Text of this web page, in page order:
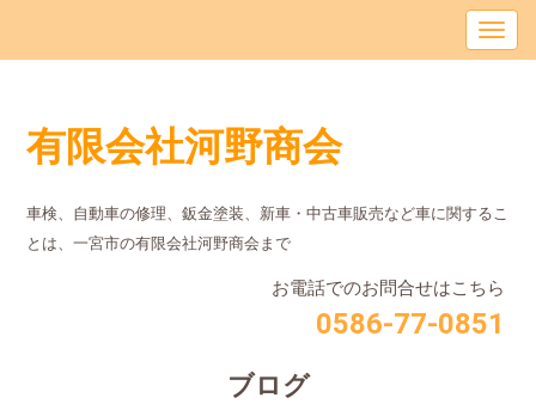
有限会社河野商会
車検、自動車の修理、鈑金塗装、新車・中古車販売など車に関するこ
とは、⼀宮市の有限会社河野商会まで
お電話でのお問合せはこちら
0586-77-0851
ブログ